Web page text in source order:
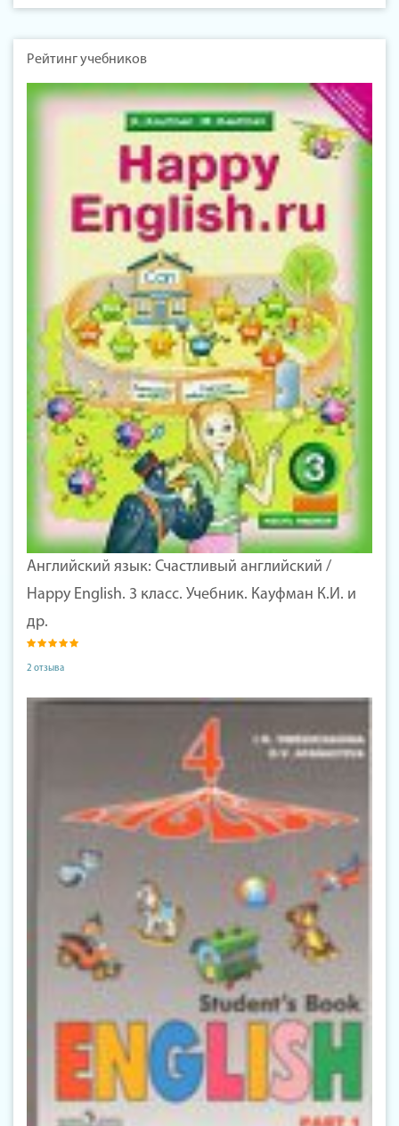
Рейтинг учебников
Английский язык: Счастливый английский /
Happy English. 3 класс. Учебник. Кауфман К.И. и
др.
2 отзыва